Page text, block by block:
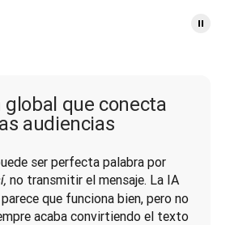
que conecta
audiencias
ser perfecta palabra por
no transmitir el mensaje. La IA
que funciona bien, pero no
acaba convirtiendo el texto